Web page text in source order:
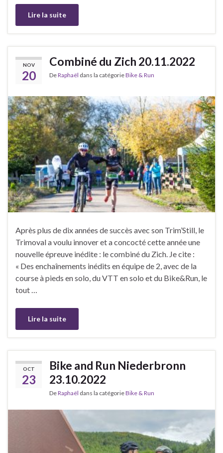
Lire la suite
NOV
20
Combiné du Zich 20.11.2022
DeRaphaël dans la catégorieBike & Run
Après plus de dix années de succès avec son Trim’Still, le
Trimoval a voulu innover et a concocté cette année une
nouvelle épreuve inédite : le combiné du Zich. Je cite :
« Des enchaînements inédits en équipe de 2, avec de la
course à pieds en solo, du VTT en solo et du Bike&Run, le
tout …
Lire la suite
OCT
23
Bike and Run Niederbronn
23.10.2022
DeRaphaël dans la catégorieBike & Run